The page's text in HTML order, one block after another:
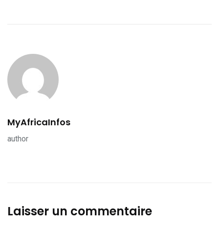
MyAfricaInfos
author
Laisser un commentaire